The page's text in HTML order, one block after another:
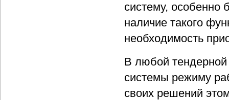
систему, особенно
наличие такого
необходимость
В любой тендерной
системы режиму
своих решений